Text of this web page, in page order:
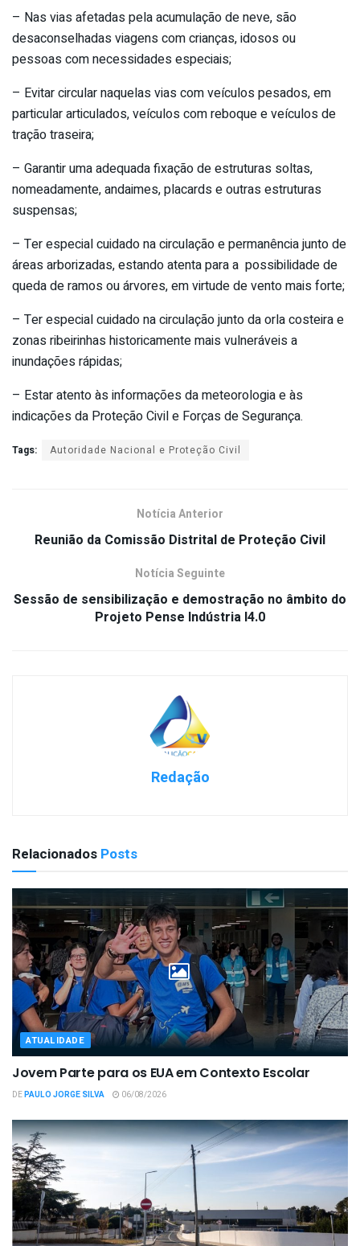
– Nas vias afetadas pela acumulação de neve, são
desaconselhadas viagens com crianças, idosos ou
pessoas com necessidades especiais;
– Evitar circular naquelas vias com veículos pesados, em
particular articulados, veículos com reboque e veículos de
tração traseira;
– Garantir uma adequada fixação de estruturas soltas,
nomeadamente, andaimes, placards e outras estruturas
suspensas;
– Ter especial cuidado na circulação e permanência junto de
áreas arborizadas, estando atenta para a possibilidade de
queda de ramos ou árvores, em virtude de vento mais forte;
– Ter especial cuidado na circulação junto da orla costeira e
zonas ribeirinhas historicamente mais vulneráveis a
inundações rápidas;
– Estar atento às informações da meteorologia e às
indicações da Proteção Civil e Forças de Segurança.
Tags: Autoridade Nacional e Proteção Civil
Notícia Anterior
Reunião da Comissão Distrital de Proteção Civil
Notícia Seguinte
Sessão de sensibilização e demostração no âmbito do
Projeto Pense Indústria I4.0
Redação
Relacionados Posts
ATUALIDADE
Jovem Parte para os EUA em Contexto Escolar
DEPAULO JORGE SILVA 06/08/2026